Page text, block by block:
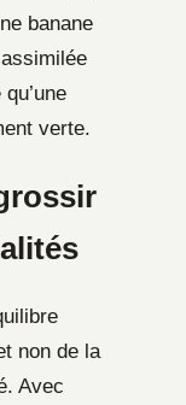
banane
verte.
non de la
Avec